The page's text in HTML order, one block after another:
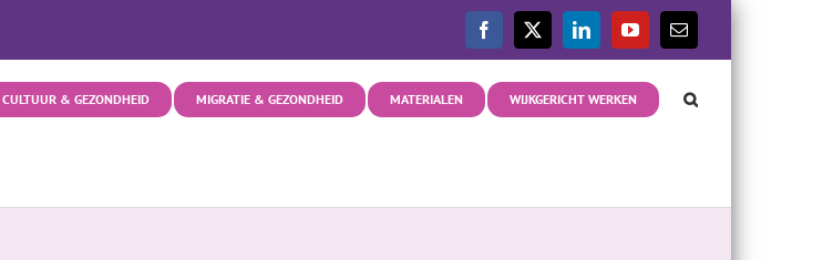
Facebook
X LinkedInYouTube
E-
mail
CULTUUR & GEZONDHEID MIGRATIE & GEZONDHEID MATERIALEN WIJKGERICHT WERKEN